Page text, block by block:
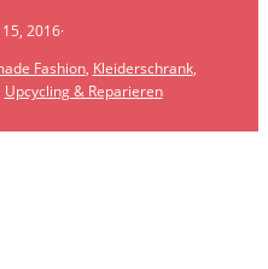
15, 2016·
Fashion, Kleiderschrank
Upcycling & Reparieren